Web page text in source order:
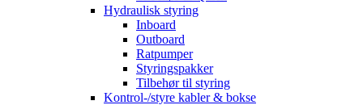
Hydraulisk styring
Inboard
Outboard
Ratpumper
Styringspakker
Tilbehør til styring
Kontrol-/styre kabler & bokse